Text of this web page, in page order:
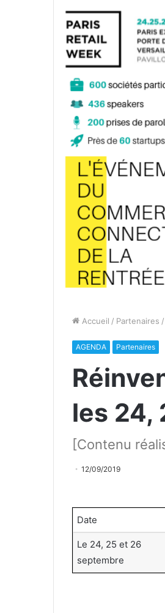
Accueil / Partenaires /
AGENDA Partenaires
les 24,
[Contenu
12/09/2019
Date
Le 24, 25 et 26
septembre